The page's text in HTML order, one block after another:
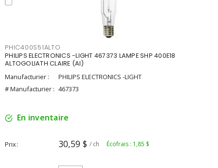
PHIC400S51ALTO
PHILIPS ELECTRONICS -LIGHT 467373 LAMPE SHP 400E18
ALTOGOLIATH CLAIRE (AI)
Manufacturier :
PHILIPS ELECTRONICS -LIGHT
# Manufacturier : 467373
En inventaire
Prix 30,59 $ / ch Écofrais : 1,85 $